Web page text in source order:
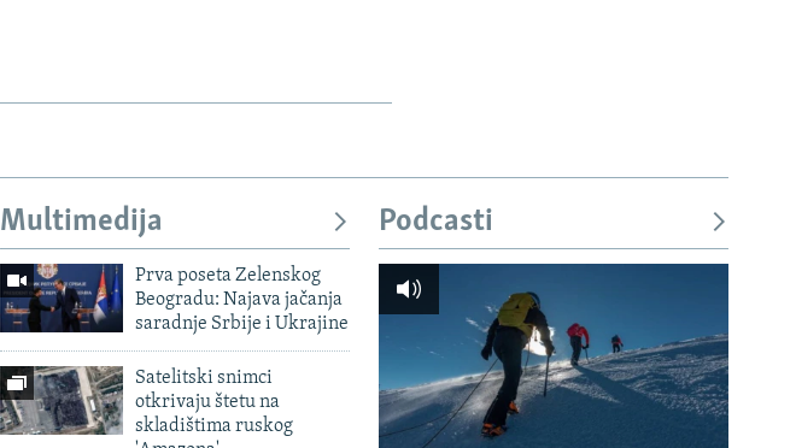
Multimedija
Prva poseta Zelenskog
Beogradu: Najava jačanja
saradnje Srbije i Ukrajine
Satelitski snimci
otkrivaju štetu na
skladištima ruskog
Podcasti